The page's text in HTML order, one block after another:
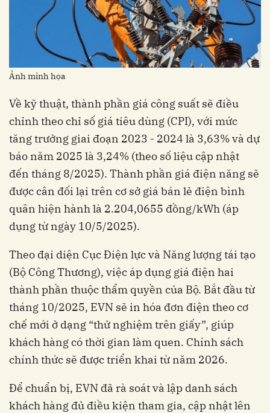
Ảnh minh họa
Về kỹ thuật, thành phần giá công suất sẽ điều
chỉnh theo chỉ số giá tiêu dùng (CPI), với mức
tăng trưởng giai đoạn 2023 - 2024 là 3,63% và dự
báo năm 2025 là 3,24% (theo số liệu cập nhật
đến tháng 8/2025). Thành phần giá điện năng sẽ
được cân đối lại trên cơ sở giá bán lẻ điện bình
quân hiện hành là 2.204,0655 đồng/kWh (áp
dụng từ ngày 10/5/2025).
Theo đại diện Cục Điện lực và Năng lượng tái tạo
(Bộ Công Thương), việc áp dụng giá điện hai
thành phần thuộc thẩm quyền của Bộ. Bắt đầu từ
tháng 10/2025, EVN sẽ in hóa đơn điện theo cơ
chế mới ở dạng “thử nghiệm trên giấy”, giúp
khách hàng có thời gian làm quen. Chính sách
chính thức sẽ được triển khai từ năm 2026.
Để chuẩn bị, EVN đã rà soát và lập danh sách
khách hàng đủ điều kiện tham gia, cập nhật lên